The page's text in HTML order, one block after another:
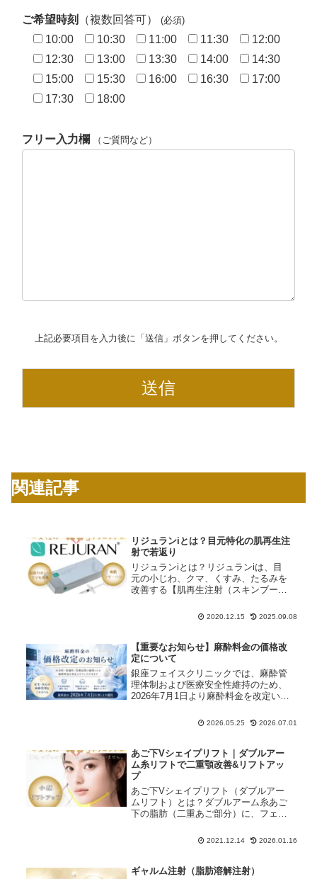
ご希望時刻 （複数回答可） (必須)
10:00 10:30 11:00 11:30
12:00
12:30
13:00 13:30 14:00
14:30
15:00
15:30 16:00 16:30
17:00
17:30
18:00
フリー入力欄 （ご質問など）
上記必要項目を入力後に「送信」ボタンを押してください。
関連記事
リジュランiとは？目元特化の肌再生注
射で若返り
リジュランiとは？リジュランiは、目
元の小じわ、クマ、くすみ、たるみを
改善する【肌再生注射（スキンブース
抽出したポリヌクレオチド（PN）を
主成分とし、肌の自然治癒力を高めて
2020.12.15 2025.09.08
【重要なお知らせ】麻酔料金の価格改
定について
銀座フェイスクリニックでは、麻酔管
理体制および医療安全性維持のため、
2026年7月1日より麻酔料金を改定いた
金、適用時期、旧料金適用条件につい
2026.05.25 2026.07.01
あご下Vシェイプリフト｜ダブルアー
ム糸リフトで二重顎改善&リフトアッ
プ
あご下Vシェイプリフト（ダブルアー
ムリフト）とは？ダブルアーム糸あご
下の脂肪（二重あご部分）に、フェイ
ム糸（バイニードル針）を入れて、二
重...
2021.12.14 2026.01.16
ギャルム注射（脂肪溶解注射）